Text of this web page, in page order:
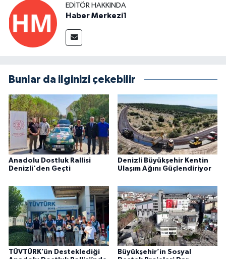
EDITÖR HAKKINDA
Haber Merkezi1
Bunlar da ilginizi çekebilir
Anadolu Dostluk Rallisi
Denizli'den Geçti
Denizli Büyükşehir Kentin
Ulaşım Ağını Güçlendiriyor
TÜVTÜRK’ün Desteklediği
Büyükşehir’in Sosyal